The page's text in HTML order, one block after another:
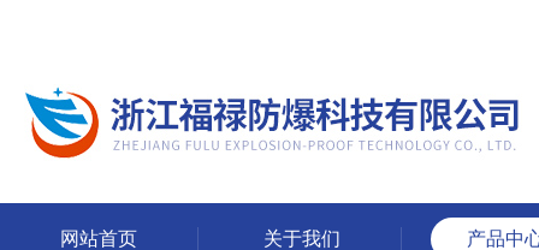
网站首页 关于我们 产品中